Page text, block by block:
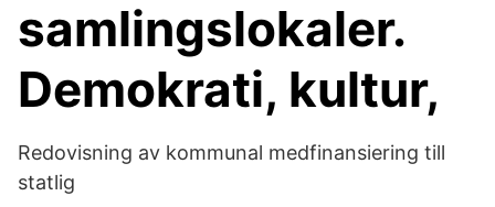
samlingslokaler.
Demokrati, kultur,
Redovisning av kommunal medfinansiering till
statlig